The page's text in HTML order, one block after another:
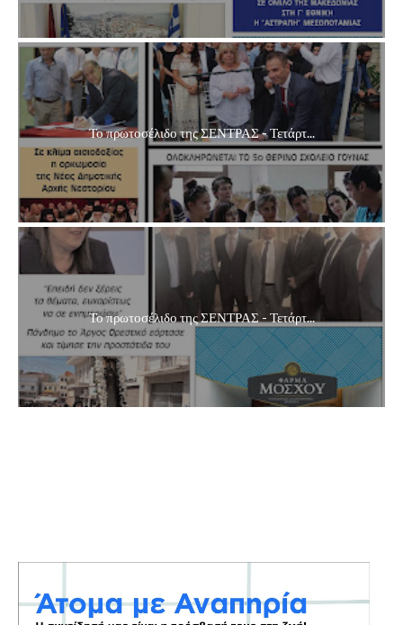
Το πρωτοσέλιδο της ΣΕΝΤΡΑΣ - Τετάρτ...
Το πρωτοσέλιδο της ΣΕΝΤΡΑΣ - Τετάρτ...